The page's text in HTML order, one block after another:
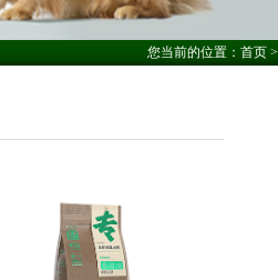
您当前的位置： 首页>